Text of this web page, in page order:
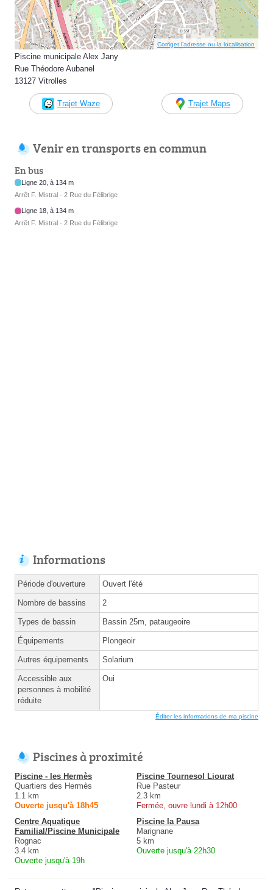
Corriger l’adresse ou la localisation
Piscine municipale Alex Jany
Rue Théodore Aubanel
13127 Vitrolles
Trajet Waze Trajet Maps
Venir en transports en commun
En bus
Ligne 20, à 134 m
Arrêt F. Mistral - 2 Rue du Félibrige
Ligne 18, à 134 m
Arrêt F. Mistral - 2 Rue du Félibrige
Informations
Période d'ouverture Ouvert l'été
Nombre de bassins 2
Types de bassin Bassin 25m, pataugeoire
Équipements Plongeoir
Autres équipements Solarium
Accessible aux
personnes à mobilité
réduite
Oui
Éditer les informations de ma piscine
Piscines à proximité
Piscine - les Hermès
Quartiers des Hermès
1.1 km
Ouverte jusqu'à 18h45
Piscine Tournesol Liourat
Rue Pasteur
2.3 km
Fermée, ouvre lundi à 12h00
Centre Aquatique
Familial/Piscine Municipale
Rognac
3.4 km
Ouverte jusqu'à 19h
Piscine la Pausa
Marignane
5 km
Ouverte jusqu'à 22h30